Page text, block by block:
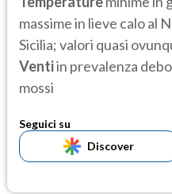
massime in lieve calo al
Sicilia; valori quasi
Ventiin prevalenza
mossi
Seguici su
Discover